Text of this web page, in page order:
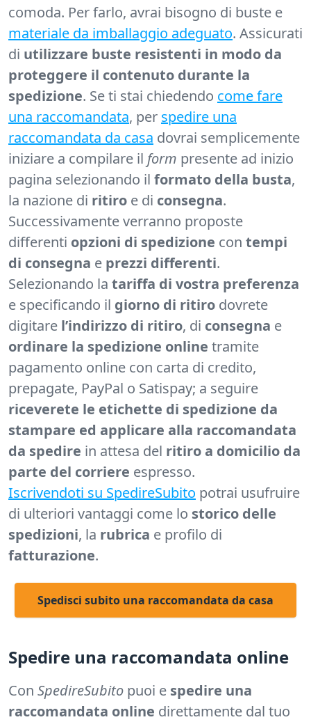
comoda. Per farlo, avrai bisogno di buste e
materiale da imballaggio adeguato. Assicurati
di utilizzare buste resistenti in modo da
proteggere il contenuto durante la
spedizione. Se ti stai chiedendo come fare
una raccomandata, per spedire una
raccomandata da casa dovrai semplicemente
iniziare a compilare il form presente ad inizio
pagina selezionando il formato della busta,
la nazione di ritiro e di consegna.
Successivamente verranno proposte
differenti opzioni di spedizione con tempi
di consegna e prezzi differenti.
Selezionando la tariffa di vostra preferenza
e specificando il giorno di ritiro dovrete
digitare l’indirizzo di ritiro, di consegna e
ordinare la spedizione online tramite
pagamento online con carta di credito,
prepagate, PayPal o Satispay; a seguire
riceverete le etichette di spedizione da
stampare ed applicare alla raccomandata
da spedire in attesa del ritiro a domicilio da
parte del corriere espresso.
Iscrivendoti su SpedireSubito potrai usufruire
di ulteriori vantaggi come lo storico delle
spedizioni, la rubrica e profilo di
fatturazione.
Spedisci subito una raccomandata da casa
Spedire una raccomandata online
Con SpedireSubito puoi e spedire una
raccomandata online direttamente dal tuo